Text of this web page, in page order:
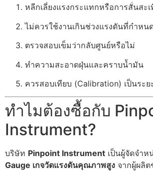
หลีกเลี่ยงแรงกระแทกหรือการสั่นสะ
ไม่ควรใช้งานเกินช่วงแรงดันที่กำหน
ตรวจสอบเข็มว่ากลับศูนย์หรือไม่
ทำความสะอาดฝุ่นและคราบน้ำมัน
ควรสอบเทียบ (Calibration) เป็นระย
ทำไมต้องซื้อกับ
Instrument?
บริษัท Pinpoint Instrument เป็นผู้จัดจำห
Gauge เกจวัดแรงดันคุณภาพสูง จากผู้ผลิ